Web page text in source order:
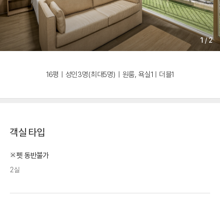
1/2
16평ㅣ성인3명(최대5명)ㅣ원룸, 욕실1ㅣ더블1
객실 타입
※펫 동반불가
2실